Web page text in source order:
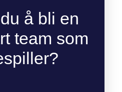
å bli en
team som